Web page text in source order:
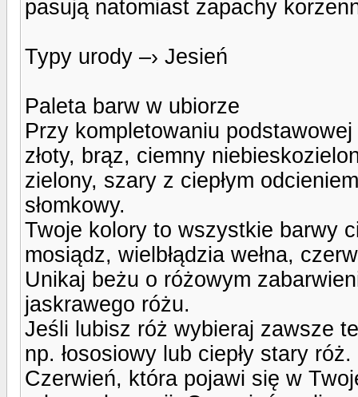
pasują natomiast zapachy
Typy urody –› Jesień
Paleta barw w ubiorze
Przy kompletowaniu
złoty, brąz, ciemny
zielony, szary z ciepłym
słomkowy.
Twoje kolory to wszystkie barwy
mosiądz, wielbłądzia wełna,
Unikaj beżu o różowym
jaskrawego różu.
Jeśli lubisz róż wybieraj zawsze
np. łososiowy lub ciepły stary róż.
Czerwień, która pojawi się w